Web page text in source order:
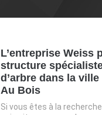
L’entreprise Weiss
structure
d’arbre dans la
Au Bois
Si vous êtes à la